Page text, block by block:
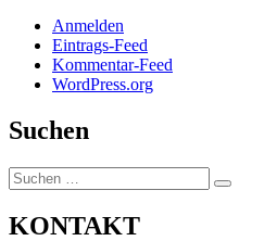
Anmelden
Eintrags-Feed
Kommentar-Feed
WordPress.org
Suchen
Suchen
nach:
Suchen
KONTAKT